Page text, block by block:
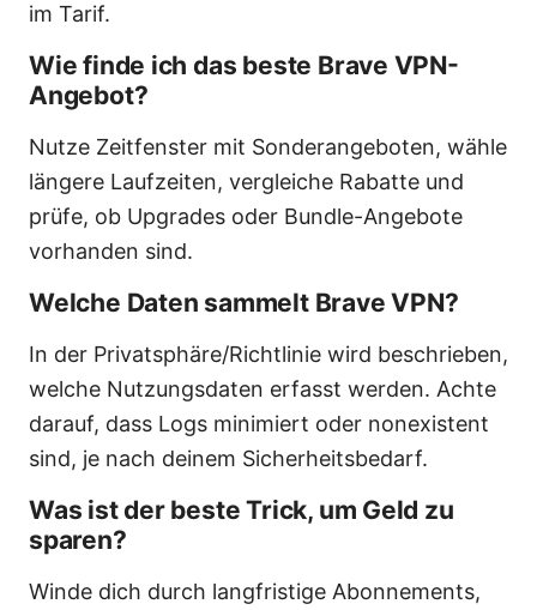
im Tarif.
Wie finde ich das beste Brave VPN-
Angebot?
Nutze Zeitfenster mit Sonderangeboten, wähle
längere Laufzeiten, vergleiche Rabatte und
prüfe, ob Upgrades oder Bundle-Angebote
vorhanden sind.
Welche Daten sammelt Brave VPN?
In der Privatsphäre/Richtlinie wird beschrieben,
welche Nutzungsdaten erfasst werden. Achte
darauf, dass Logs minimiert oder nonexistent
sind, je nach deinem Sicherheitsbedarf.
Was ist der beste Trick, um Geld zu
sparen?
Winde dich durch langfristige Abonnements,